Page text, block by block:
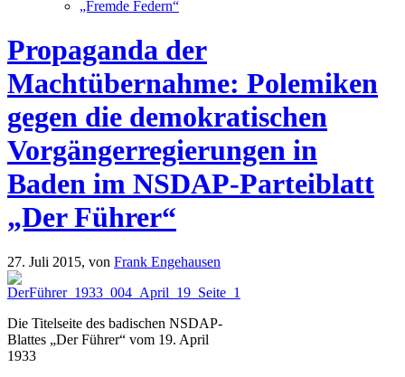
„Fremde Federn“
Propaganda der
Machtübernahme: Polemiken
gegen die demokratischen
Vorgängerregierungen in
Baden im NSDAP-Parteiblatt
„Der Führer“
27. Juli 2015, von Frank Engehausen
Die Titelseite des badischen NSDAP-
Blattes „Der Führer“ vom 19. April
1933